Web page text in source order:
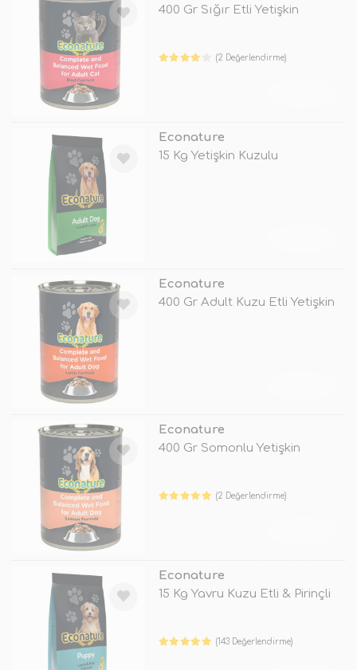
400 Gr Sığır Etli Yetişkin
(2 Değerlendirme)
Econature
15 Kg Yetişkin Kuzulu
Econature
400 Gr Adult Kuzu Etli Yetişkin
Econature
400 Gr Somonlu Yetişkin
(2 Değerlendirme)
Econature
15 Kg Yavru Kuzu Etli & Pirinçli
(143 Değerlendirme)